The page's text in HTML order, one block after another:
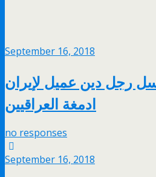
September 16, 2018
رجل دين عميل لإيران
ادمغة العراقيين
no responses
September 16, 2018